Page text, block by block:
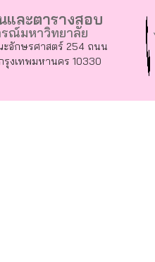
และตารางสอบ
ณ์มหาวิทยาลัย
ะอักษรศาสตร์ 254 ถนน
งเทพมหานคร 10330